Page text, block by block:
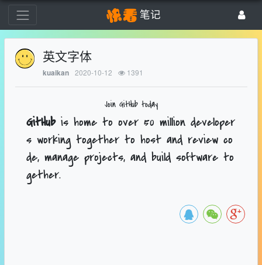
笔记
英文字体
kuaikan 2020-10-12 1391
Join GitHub today
GitHubis home to over 50 million developer
s working together to host and review co
de, manage projects, and build software to
gether.